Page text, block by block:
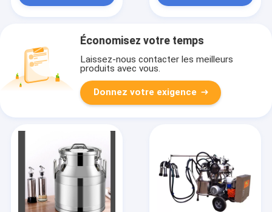
Économisez votre temps
Laissez-nous contacter les meilleurs
produits avec vous.
Donnez votre exigence